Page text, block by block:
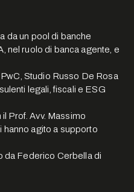
da un pool di banche
nel ruolo di banca agente, e
Studio Russo De Rosa
legali, fiscali e ESG
Prof. Avv. Massimo
hanno agito a supporto
da Federico Cerbella di